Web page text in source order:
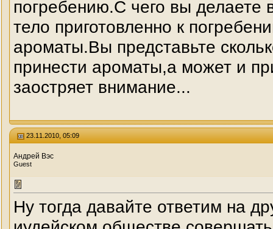
погребению.С чего вы
тело приготовленно к
ароматы.Вы представьте
принести ароматы,а может и
заостряет внимание...
23.11.2010, 05:09
Андрей Вэс
Guest
Ну тогда давайте ответим на